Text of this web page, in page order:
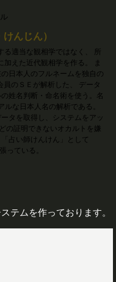
んじん）
る適当な観相学ではなく、 所
えた近代観相学を作る。 ま
日本人のフルネームを独自の
員のＳＥが解析した、 データ
姓名判断・命名術を使う。名
な日本人名の解析である。
タを取得し、システムをアッ
の証明できないオカルトを嫌
占い師けんけん」として
ている。
テムを作っております。